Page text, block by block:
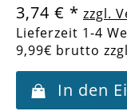
3,74 € * zzgl.
Lieferzeit 1-4
9,99€ brutto
In den